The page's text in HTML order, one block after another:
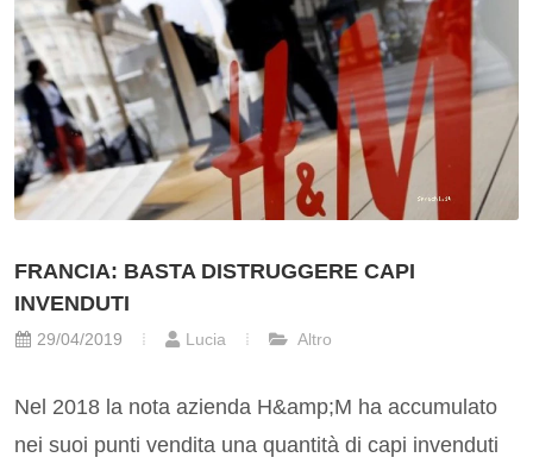
FRANCIA: BASTA DISTRUGGERE CAPI
INVENDUTI
29/04/2019 Lucia Altro
Nel 2018 la nota azienda H&amp;M ha accumulato
nei suoi punti vendita una quantità di capi invenduti